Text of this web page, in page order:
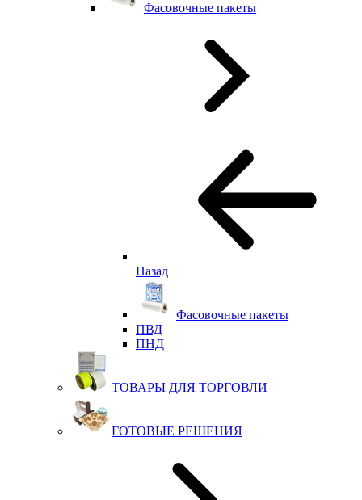
Фасовочные пакеты
Назад
Фасовочные пакеты
ПВД
ПНД
ТОВАРЫ ДЛЯ ТОРГОВЛИ
ГОТОВЫЕ РЕШЕНИЯ